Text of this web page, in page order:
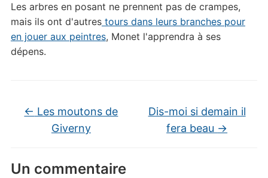
Les arbres en posant ne prennent pas de crampes,
mais ils ont d'autrestours dans leurs branches pour
en jouer aux peintres, Monet l'apprendra à ses
dépens.
← Les moutons de
Giverny
Dis-moi si demain il
fera beau →
Un commentaire